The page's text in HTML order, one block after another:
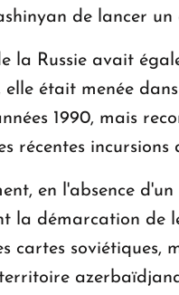
de lancer
la Russie avait
elle était menée
1990, mais
récentes
en l'absence
la démarcation de
cartes soviétiques,